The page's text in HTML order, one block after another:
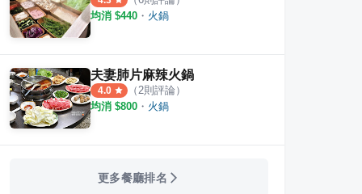
均消 $440 ・ 火鍋
夫妻肺片麻辣火鍋
4.0 （ 2則評論）
均消 $800 ・ 火鍋
更多餐廳排名